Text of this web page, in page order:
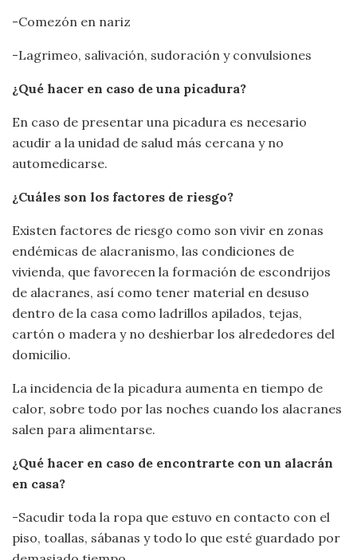
-Comezón en nariz
-Lagrimeo, salivación, sudoración y convulsiones
¿Qué hacer en caso de una picadura?
En caso de presentar una picadura es necesario
acudir a la unidad de salud más cercana y no
automedicarse.
¿Cuáles son los factores de riesgo?
Existen factores de riesgo como son vivir en zonas
endémicas de alacranismo, las condiciones de
vivienda, que favorecen la formación de escondrijos
de alacranes, así como tener material en desuso
dentro de la casa como ladrillos apilados, tejas,
cartón o madera y no deshierbar los alrededores del
domicilio.
La incidencia de la picadura aumenta en tiempo de
calor, sobre todo por las noches cuando los alacranes
salen para alimentarse.
¿Qué hacer en caso de encontrarte con un alacrán
en casa?
-Sacudir toda la ropa que estuvo en contacto con el
piso, toallas, sábanas y todo lo que esté guardado por